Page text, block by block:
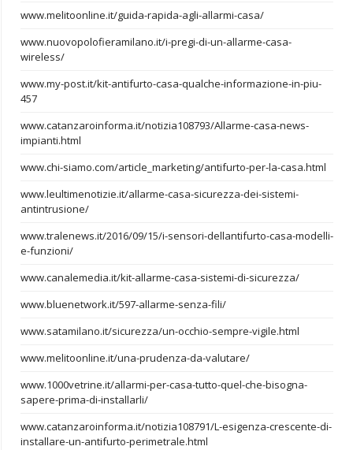
www.melitoonline.it/guida-rapida-agli-allarmi-casa/
www.nuovopolofieramilano.it/i-pregi-di-un-allarme-casa-
wireless/
www.my-post.it/kit-antifurto-casa-qualche-informazione-in-piu-
457
www.catanzaroinforma.it/notizia108793/Allarme-casa-news-
impianti.html
www.chi-siamo.com/article_marketing/antifurto-per-la-casa.html
www.leultimenotizie.it/allarme-casa-sicurezza-dei-sistemi-
antintrusione/
www.tralenews.it/2016/09/15/i-sensori-dellantifurto-casa-modelli-
e-funzioni/
www.canalemedia.it/kit-allarme-casa-sistemi-di-sicurezza/
www.bluenetwork.it/597-allarme-senza-fili/
www.satamilano.it/sicurezza/un-occhio-sempre-vigile.html
www.melitoonline.it/una-prudenza-da-valutare/
www.1000vetrine.it/allarmi-per-casa-tutto-quel-che-bisogna-
sapere-prima-di-installarli/
www.catanzaroinforma.it/notizia108791/L-esigenza-crescente-di-
installare-un-antifurto-perimetrale.html